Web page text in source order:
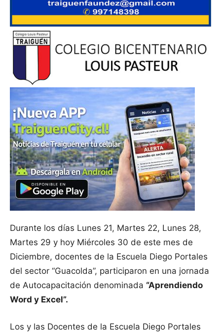
Durante los días Lunes 21, Martes 22, Lunes 28,
Martes 29 y hoy Miércoles 30 de este mes de
Diciembre, docentes de la Escuela Diego Portales
del sector “Guacolda”, participaron en una jornada
de Autocapacitación denominada “Aprendiendo
Word y Excel”.
Los y las Docentes de la Escuela Diego Portales